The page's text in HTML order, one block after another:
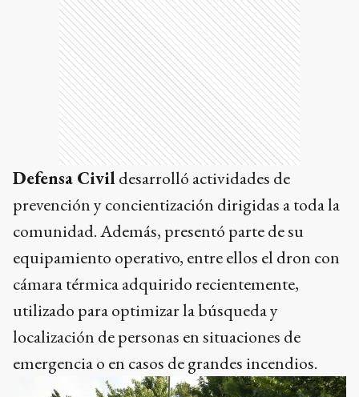
Defensa Civildesarrolló actividades de
prevención y concientización dirigidas a toda la
comunidad. Además, presentó parte de su
equipamiento operativo, entre ellos el dron con
cámara térmica adquirido recientemente,
utilizado para optimizar la búsqueda y
localización de personas en situaciones de
emergencia o en casos de grandes incendios.